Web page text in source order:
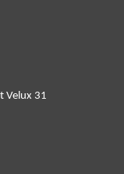
Velux 31